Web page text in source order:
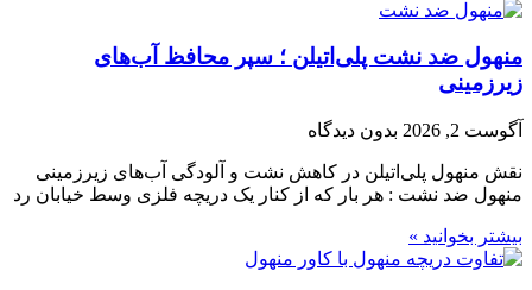
منهول ضد نشت پلی‌اتیلن ؛ سپر محافظ آب‌های
زیرزمینی
آگوست 2, 2026 بدون دیدگاه
نقش منهول پلی‌اتیلن در کاهش نشت و آلودگی آب‌های زیرزمینی
منهول ضد نشت : هر بار که از کنار یک دریچه فلزی وسط خیابان رد
بیشتر بخوانید »